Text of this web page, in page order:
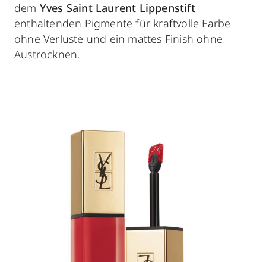
dem Yves Saint Laurent Lippenstift
enthaltenden Pigmente für kraftvolle Farbe
ohne Verluste und ein mattes Finish ohne
Austrocknen.